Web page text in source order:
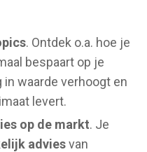
. Ontdek o.a. hoe je
bespaart op je
waarde verhoogt en
levert.
op de markt. Je
adviesvan